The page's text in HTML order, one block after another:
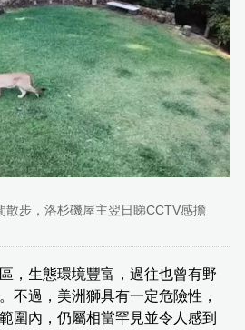
散步，洛杉磯屋主翌日睇CCTV感擔
，生態環境豐富，過往也曾有野
不過，美洲獅具有一定危險性，
圍內，仍屬相當罕見並令人感到